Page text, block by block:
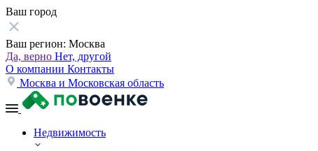
Ваш город
Ваш регион: Москва
Да, верно Нет, другой
О компании Контакты
Москва и Московская область
Недвижимость